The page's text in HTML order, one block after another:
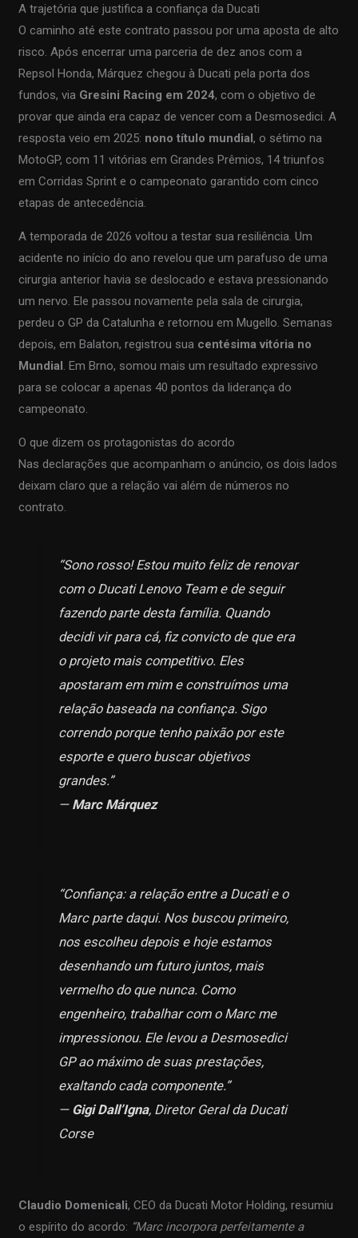
A trajetória que justifica a confiança da Ducati
O caminho até este contrato passou por uma aposta de alto
risco. Após encerrar uma parceria de dez anos com a
Repsol Honda, Márquez chegou à Ducati pela porta dos
fundos, via Gresini Racing em 2024, com o objetivo de
provar que ainda era capaz de vencer com a Desmosedici. A
resposta veio em 2025: nono título mundial, o sétimo na
MotoGP, com 11 vitórias em Grandes Prêmios, 14 triunfos
em Corridas Sprint e o campeonato garantido com cinco
etapas de antecedência.
A temporada de 2026 voltou a testar sua resiliência. Um
acidente no início do ano revelou que um parafuso de uma
cirurgia anterior havia se deslocado e estava pressionando
um nervo. Ele passou novamente pela sala de cirurgia,
perdeu o GP da Catalunha e retornou em Mugello. Semanas
depois, em Balaton, registrou sua centésima vitória no
Mundial . Em Brno, somou mais um resultado expressivo
para se colocar a apenas 40 pontos da liderança do
campeonato.
O que dizem os protagonistas do acordo
Nas declarações que acompanham o anúncio, os dois lados
deixam claro que a relação vai além de números no
contrato.
“Sono rosso! Estou muito feliz de renovar
com o Ducati Lenovo Team e de seguir
fazendo parte desta família. Quando
decidi vir para cá, fiz convicto de que era
o projeto mais competitivo. Eles
apostaram em mim e construímos uma
relação baseada na confiança. Sigo
correndo porque tenho paixão por este
esporte e quero buscar objetivos
grandes.”
— Marc Márquez
“Confiança: a relação entre a Ducati e o
Marc parte daqui. Nos buscou primeiro,
nos escolheu depois e hoje estamos
desenhando um futuro juntos, mais
vermelho do que nunca. Como
engenheiro, trabalhar com o Marc me
impressionou. Ele levou a Desmosedici
GP ao máximo de suas prestações,
exaltando cada componente.”
— Gigi Dall’Igna, Diretor Geral da Ducati
Corse
Claudio Domenicali, CEO da Ducati Motor Holding, resumiu
o espírito do acordo: “Marc incorpora perfeitamente a